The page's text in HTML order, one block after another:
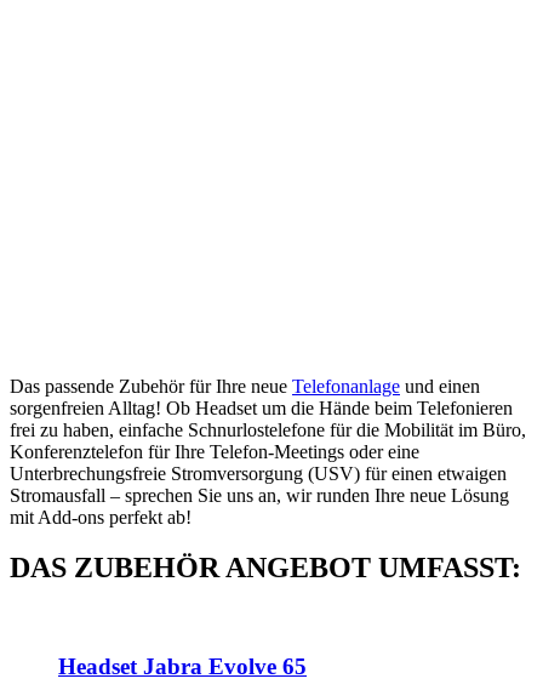
Das passende Zubehör für Ihre neue Telefonanlage und einen
sorgenfreien Alltag! Ob Headset um die Hände beim Telefonieren
frei zu haben, einfache Schnurlostelefone für die Mobilität im Büro,
Konferenztelefon für Ihre Telefon-Meetings oder eine
Unterbrechungsfreie Stromversorgung (USV) für einen etwaigen
Stromausfall – sprechen Sie uns an, wir runden Ihre neue Lösung
mit Add-ons perfekt ab!
DAS ZUBEHÖR ANGEBOT UMFASST:
Headset Jabra Evolve 65